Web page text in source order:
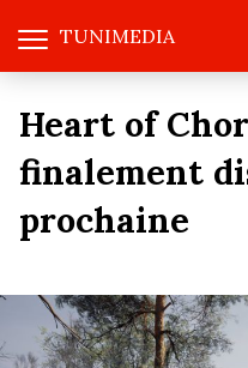
TUNIMEDIA
Heart of
finalement
prochaine